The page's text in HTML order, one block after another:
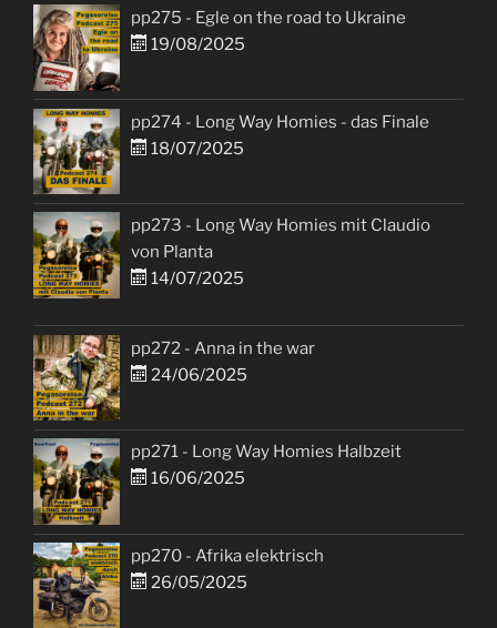
pp275 - Egle on the road to Ukraine
19/08/2025
pp274 - Long Way Homies - das Finale
18/07/2025
pp273 - Long Way Homies mit Claudio
von Planta
14/07/2025
pp272 - Anna in the war
24/06/2025
pp271 - Long Way Homies Halbzeit
16/06/2025
pp270 - Afrika elektrisch
26/05/2025